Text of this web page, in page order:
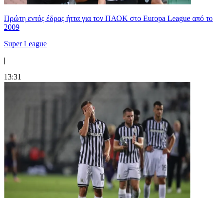
Πρώτη εντός έδρας ήττα για τον ΠΑΟΚ στο Europa League από το
2009
Super League
|
13:31